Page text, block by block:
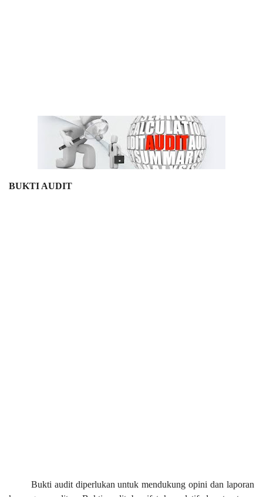
BUKTI AUDIT
Bukti audit diperlukan untuk mendukung opini dan laporan